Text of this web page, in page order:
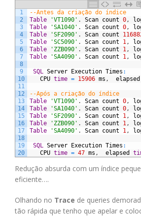
1
2
3
4
5
6
7
8
9
10
11
12
13
14
15
16
17
18
19
20
--Antes da criação do índice
Table
'VT1090' . Scan count 0,
Table
'SA1040' . Scan count 0,
Table
'SF2090' . Scan count
Table
'SC5090' . Scan count 1,
Table
'ZZB090' . Scan count 1,
Table
'SA4090' . Scan count 1,
SQL Server Execution Times :
CPU time = 15906 ms , elapsed
--Após a criação do índice
Table
'VT1090' . Scan count 0,
Table
'SA1040' . Scan count 0,
Table
'SF2090' . Scan count 1,
Table
'ZZB090' . Scan count 1,
Table
'SA4090' . Scan count 1,
SQL Server Execution Times :
CPU time = 47 ms , elapsed
Redução absurda com um índice
eficiente….
Olhando no Trace de queries
tão rápida que tenho que apelar e